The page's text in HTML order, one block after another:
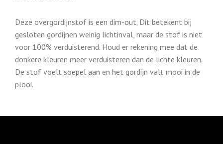
Deze overgordijnstof is een dim-out. Dit betekent bij
gesloten gordijnen weinig lichtinval, maar de stof is niet
voor 100% verduisterend. Houd er rekening mee dat de
donkere kleuren meer verduisteren dan de lichte kleuren.
De stof voelt soepel aan en het gordijn valt mooi in de
plooi.